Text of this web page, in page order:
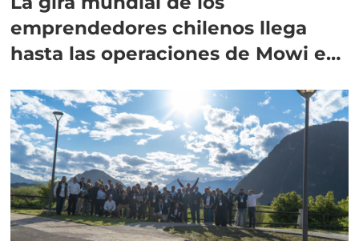
emprendedores chilenos llega
hasta las operaciones de Mowi en